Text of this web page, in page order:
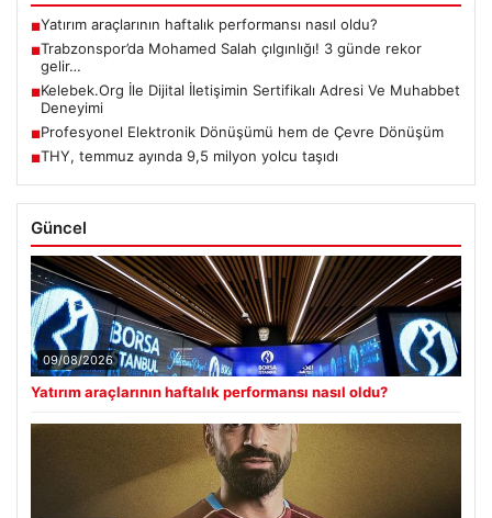
■Yatırım araçlarının haftalık performansı nasıl oldu?
■Trabzonspor’da Mohamed Salah çılgınlığı! 3 günde rekor
gelir…
■Kelebek.Org İle Dijital İletişimin Sertifikalı Adresi Ve Muhabbet
Deneyimi
■Profesyonel Elektronik Dönüşümü hem de Çevre Dönüşüm
■THY, temmuz ayında 9,5 milyon yolcu taşıdı
Güncel
09/08/2026
Yatırım araçlarının haftalık performansı nasıl oldu?